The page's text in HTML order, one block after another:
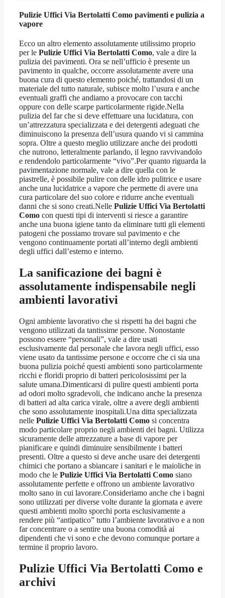
Pulizie Uffici Via Bertolatti Como pavimenti e pulizia a
vapore
Ecco un altro elemento assolutamente utilissimo proprio
per le Pulizie Uffici Via Bertolatti Como, vale a dire la
pulizia dei pavimenti. Ora se nell’ufficio è presente un
pavimento in qualche, occorre assolutamente avere una
buona cura di questo elemento poiché, trattandosi di un
materiale del tutto naturale, subisce molto l’usura e anche
eventuali graffi che andiamo a provocare con tacchi
oppure con delle scarpe particolarmente rigide.Nella
pulizia del far che si deve effettuare una lucidatura, con
un’attrezzatura specializzata e dei detergenti adeguati che
diminuiscono la presenza dell’usura quando vi si cammina
sopra. Oltre a questo meglio utilizzare anche dei prodotti
che nutrono, letteralmente parlando, il legno ravvivandolo
e rendendolo particolarmente “vivo”.Per quanto riguarda la
pavimentazione normale, vale a dire quella con le
piastrelle, è possibile pulire con delle idro pulitrice e usare
anche una lucidatrice a vapore che permette di avere una
cura particolare del suo colore e ridurre anche eventuali
danni che si sono creati.Nelle Pulizie Uffici Via Bertolatti
Como con questi tipi di interventi si riesce a garantire
anche una buona igiene tanto da eliminare tutti gli elementi
patogeni che possiamo trovare sul pavimento e che
vengono continuamente portati all’interno degli ambienti
degli uffici dall’esterno e interno.
La sanificazione dei bagni è
assolutamente indispensabile negli
ambienti lavorativi
Ogni ambiente lavorativo che si rispetti ha dei bagni che
vengono utilizzati da tantissime persone. Nonostante
possono essere “personali”, vale a dire usati
esclusivamente dal personale che lavora negli uffici, esso
viene usato da tantissime persone e occorre che ci sia una
buona pulizia poiché questi ambienti sono particolarmente
ricchi e floridi proprio di batteri pericolosissimi per la
salute umana.Dimenticarsi di pulire questi ambienti porta
ad odori molto sgradevoli, che indicano anche la presenza
di batteri ad alta carica virale, oltre a avere degli ambienti
che sono assolutamente inospitali.Una ditta specializzata
nelle Pulizie Uffici Via Bertolatti Como si concentra
modo particolare proprio negli ambienti dei bagni. Utilizza
sicuramente delle attrezzature a base di vapore per
pianificare e quindi diminuire sensibilmente i batteri
presenti. Oltre a questo si deve anche usare dei detergenti
chimici che portano a sbiancare i sanitari e le maioliche in
modo che le Pulizie Uffici Via Bertolatti Como siano
assolutamente perfette e offrono un ambiente lavorativo
molto sano in cui lavorare.Consideriamo anche che i bagni
sono utilizzati per diverse volte durante la giornata e avere
questi ambienti molto sporchi porta esclusivamente a
rendere più “antipatico” tutto l’ambiente lavorativo e a non
far concentrare o a sentire una buona comodità ai
dipendenti che vi sono e che devono comunque portare a
termine il proprio lavoro.
Pulizie Uffici Via Bertolatti Como e
archivi